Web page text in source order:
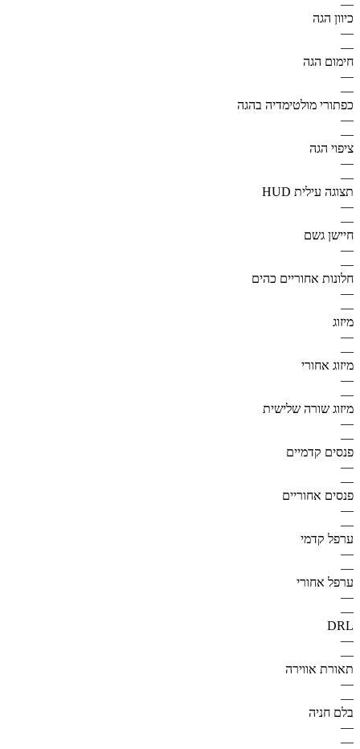
—
כיוון הגה
—
—
חימום הגה
—
—
כפתורי מולטימדיה בהגה
—
—
ציפוי הגה
—
—
תצוגה עילית HUD
—
—
חיישן גשם
—
—
חלונות אחוריים כהים
—
—
מיזוג
—
—
מיזוג אחורי
—
—
מיזוג שורה שלישית
—
—
פנסים קדמיים
—
—
פנסים אחוריים
—
—
ערפל קדמי
—
—
ערפל אחורי
—
—
DRL
—
—
תאורת אווירה
—
—
בלם חניה
—
—